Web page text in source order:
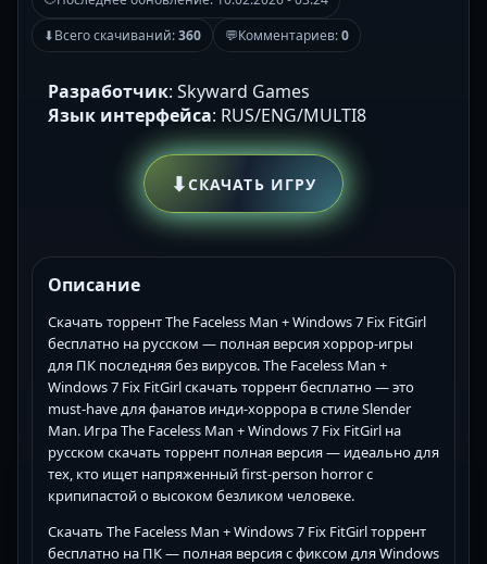
⬇Всего скачиваний:360 💬Комментариев:0
Разработчик: Skyward Games
Язык интерфейса: RUS/ENG/MULTI8
⬇СКАЧАТЬ ИГРУ
Описание
Скачать торрент The Faceless Man + Windows 7 Fix FitGirl
бесплатно на русском — полная версия хоррор-игры
для ПК последняя без вирусов. The Faceless Man +
Windows 7 Fix FitGirl скачать торрент бесплатно — это
must-have для фанатов инди-хоррора в стиле Slender
Man. Игра The Faceless Man + Windows 7 Fix FitGirl на
русском скачать торрент полная версия — идеально для
тех, кто ищет напряженный first-person horror с
крипипастой о высоком безликом человеке.
Скачать The Faceless Man + Windows 7 Fix FitGirl торрент
бесплатно на ПК — полная версия с фиксом для Windows